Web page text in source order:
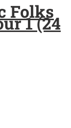
Folks
1 (24